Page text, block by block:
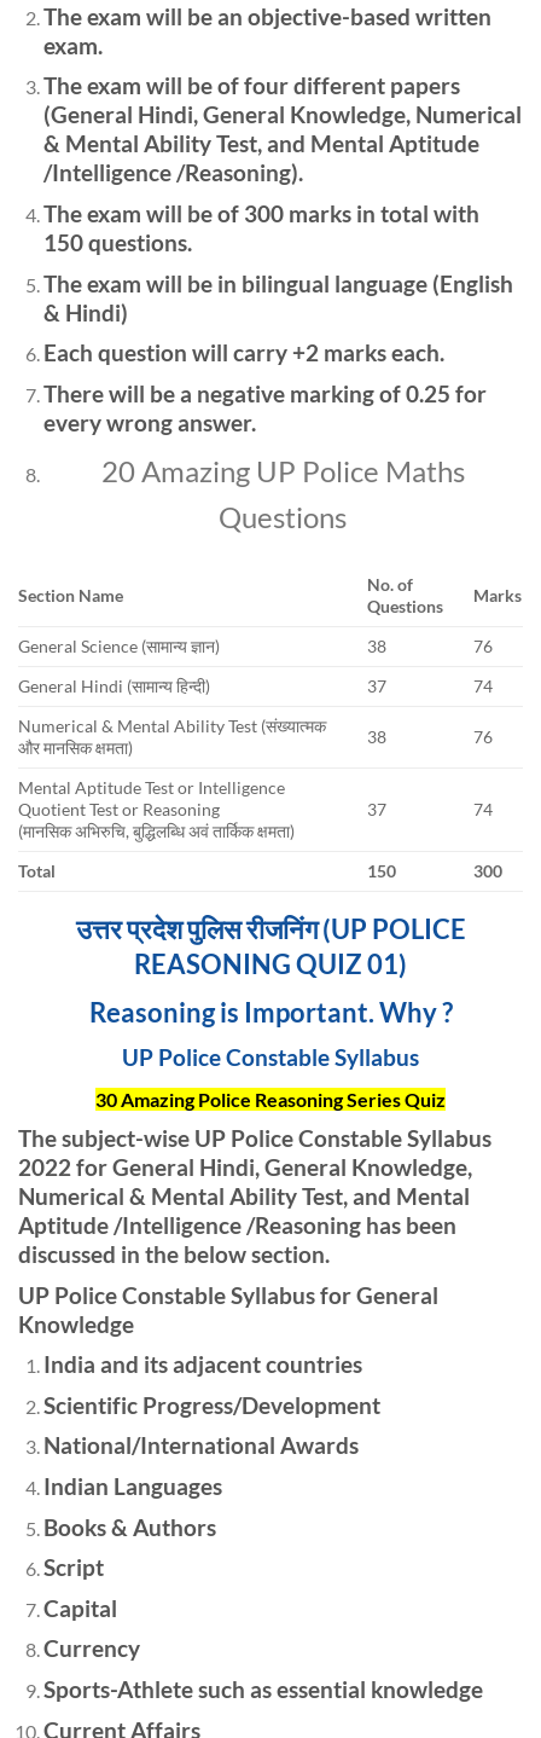
The exam will be an objective-based written
exam.
The exam will be of four different papers
(General Hindi, General Knowledge, Numerical
& Mental Ability Test, and Mental Aptitude
/Intelligence /Reasoning).
The exam will be of 300 marks in total with
150 questions.
The exam will be in bilingual language (English
& Hindi)
Each question will carry +2 marks each.
There will be a negative marking of 0.25 for
every wrong answer.
20 Amazing UP Police Maths
Questions
Section Name
No. of
Questions
Marks
General Science (सामान्य ज्ञान) 38
76
General Hindi (सामान्य हिन्दी)
37
74
Numerical & Mental Ability Test (संख्यात्मक
और मानसिक क्षमता)
38 76
Mental Aptitude Test or Intelligence
Quotient Test or Reasoning
(मानसिक अभिरुचि, बुद्धिलब्धि अवं तार्किक क्षमता)
37 74
Total 150 300
उत्तर प्रदेश पुलिस रीजनिंग (UP POLICE
REASONING QUIZ 01)
Reasoning is Important. Why ?
UP Police Constable Syllabus
30 Amazing Police Reasoning Series Quiz
The subject-wise UP Police Constable Syllabus
2022 for General Hindi, General Knowledge,
Numerical & Mental Ability Test, and Mental
Aptitude /Intelligence /Reasoning has been
discussed in the below section.
UP Police Constable Syllabus for General
Knowledge
India and its adjacent countries
Scientific Progress/Development
National/International Awards
Indian Languages
Books & Authors
Script
Capital
Currency
Sports-Athlete such as essential knowledge
Current Affairs